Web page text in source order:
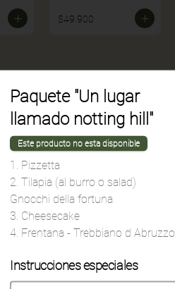
$49.900
Lasagna Mixta
Paquete "Un lugar
llamado notting hill"
Este producto no esta disponible
1. Pizzetta
2. Tilapia (al burro o salad)
Gnocchi della fortuna
3. Cheesecake
4. Frentana - Trebbiano d Abruzzo
Instrucciones especiales